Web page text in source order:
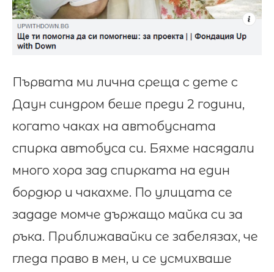
Първата ми лична среща с дете с
Даун синдром беше преди 2 години,
когато чаках на автобусната
спирка автобуса си. Бяхме насядали
много хора зад спирката на един
бордюр и чакахме. По улицата се
зададе момче държащо майка си за
ръка. Приближавайки се забелязах, че
гледа право в мен, и се усмихваше